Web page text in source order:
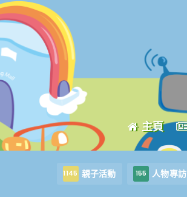
主頁
1145 親子活動 155 人物專訪